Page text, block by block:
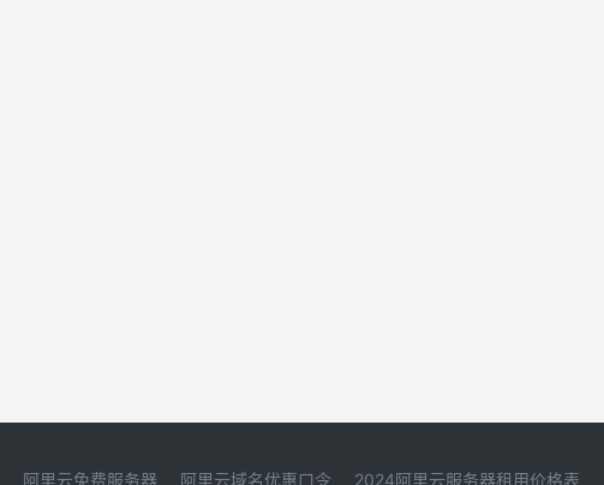
阿里云免费服务器 阿里云域名优惠口令 2024阿里云服务器租用价格表